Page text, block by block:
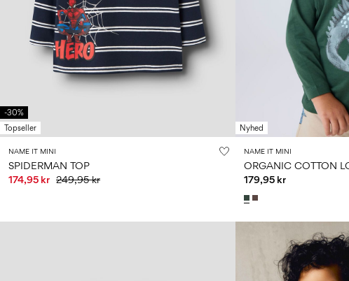
-30%
Topseller
NAME IT MINI
SPIDERMAN TOP
174,95 kr 249,95 kr
Nyhed
NAME IT MINI
ORGANIC COTTON
179,95 kr